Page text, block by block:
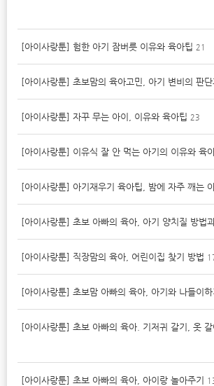
[아이사랑툰] 험한 아기 잠버릇 이유와 육아팁 21
[아이사랑툰] 초보맘의 육아고민, 아기 변비의 판
[아이사랑툰] 자꾸 무는 아이, 이유와 육아팁 23
[아이사랑툰] 이유식 잘 안 먹는 아기의 이유와 육
[아이사랑툰] 아기재우기 육아팁, 밤에 자주 깨는 아
[아이사랑툰] 초보 아빠의 육아, 아기 양치질 방법
[아이사랑툰] 직장맘의 육아, 어린이집 찾기 방법
[아이사랑툰] 초보맘 아빠의 육아, 아기와 나들이하
[아이사랑툰] 초보 아빠의 육아. 기저귀 갈기, 옷 갈
[아이사랑툰] 초보 아빠의 육아, 아이랑 놀아주기